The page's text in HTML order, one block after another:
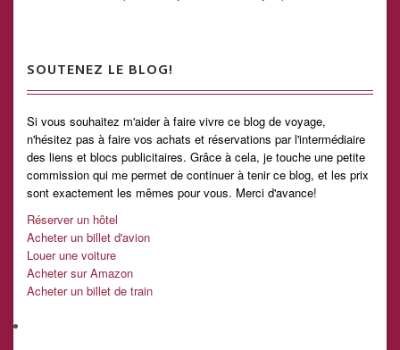
SOUTENEZ LE BLOG!
Si vous souhaitez m'aider à faire vivre ce blog de voyage,
n'hésitez pas à faire vos achats et réservations par l'intermédiaire
des liens et blocs publicitaires. Grâce à cela, je touche une petite
commission qui me permet de continuer à tenir ce blog, et les prix
sont exactement les mêmes pour vous. Merci d'avance!
Réserver un hôtel
Acheter un billet d'avion
Louer une voiture
Acheter sur Amazon
Acheter un billet de train